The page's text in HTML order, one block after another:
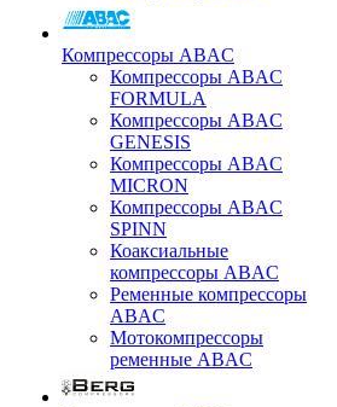
Компрессоры ABAC
Компрессоры ABAC
FORMULA
Компрессоры ABAC
GENESIS
Компрессоры ABAC
MICRON
Компрессоры ABAC
SPINN
Коаксиальные
компрессоры ABAC
Ременные компрессоры
ABAC
Мотокомпрессоры
ременные ABAC